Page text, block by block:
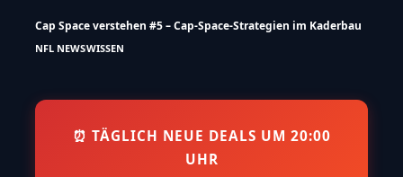
Cap Space verstehen #5 – Cap-Space-Strategien im Kaderbau
NFL NEWSWISSEN
⏰ TÄGLICH NEUE DEALS UM 20:00
UHR